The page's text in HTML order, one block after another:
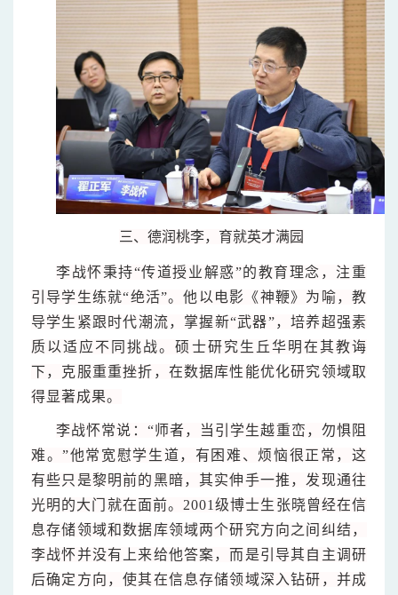
三、 德润桃李，育就英才满园
李战怀秉持“传道授业解惑”的教育理念，注重
引导学生练就“绝活”。他以电影《神鞭》为喻，教
导学生紧跟时代潮流，掌握新“武器”，培养超强素
质以适应不同挑战。硕士研究生丘华明在其教诲
下，克服重重挫折，在数据库性能优化研究领域取
得显著成果。
李战怀常说：“师者，当引学生越重峦，勿惧阻
难。”他常宽慰学生道，有困难、烦恼很正常，这
有些只是黎明前的黑暗，其实伸手一推，发现通往
光明的大门就在面前。2001级博士生张晓曾经在信
息存储领域和数据库领域两个研究方向之间纠结，
李战怀并没有上来给他答案，而是引导其自主调研
后确定方向，使其在信息存储领域深入钻研，并成